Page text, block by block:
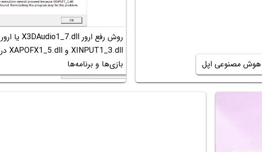
روش رفع ارور X3DAudio1_7.dll یا ارور
XINPUT1_3.dll و XAPOFX1_5.dll در
بازی‌ها و برنامه‌ها